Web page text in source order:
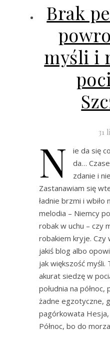
Brak
myśli i
31
N
ie da się
da…
zdanie i
Zastanawiam się
ładnie brzmi i wbiło
melodia – Niemcy
robak w uchu – czy
robakiem kryje. Czy
jakiś blog albo
jak większość
akurat siedzę w
południa na
żadne egzotyczne,
pagórkowata
Północ, bo do